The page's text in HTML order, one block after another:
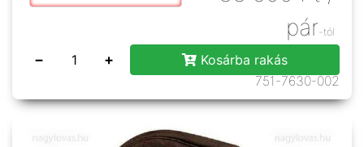
pár-tól
− +
Kosárba rakás
751-7630-002